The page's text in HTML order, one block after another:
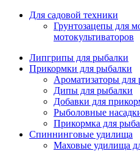
Для садовой техники
Грунтозацепы для
мотокультиваторов
Липгрипы для рыбалки
Прикормки для рыбалки
Ароматизаторы для
Дипы для рыбалки
Добавки для
Рыболовные
Прикормка для
Спиннинговые удилища
Маховые удилища